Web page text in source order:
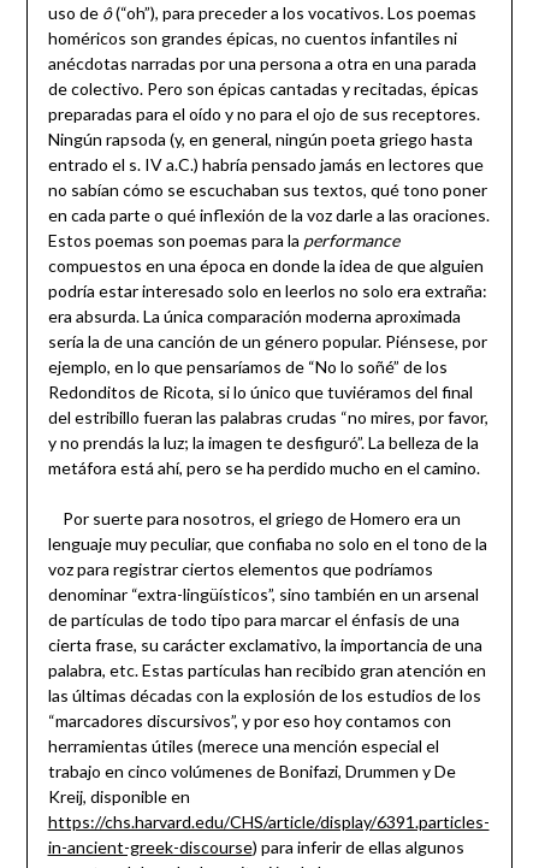
uso de ô(“oh”), para preceder a los vocativos. Los poemas
homéricos son grandes épicas, no cuentos infantiles ni
anécdotas narradas por una persona a otra en una parada
de colectivo. Pero son épicas cantadas y recitadas, épicas
preparadas para el oído y no para el ojo de sus receptores.
Ningún rapsoda (y, en general, ningún poeta griego hasta
entrado el s. IV a.C.) habría pensado jamás en lectores que
no sabían cómo se escuchaban sus textos, qué tono poner
en cada parte o qué inflexión de la voz darle a las oraciones.
Estos poemas son poemas para la performance
compuestos en una época en donde la idea de que alguien
podría estar interesado solo en leerlos no solo era extraña:
era absurda. La única comparación moderna aproximada
sería la de una canción de un género popular. Piénsese, por
ejemplo, en lo que pensaríamos de “No lo soñé” de los
Redonditos de Ricota, si lo único que tuviéramos del final
del estribillo fueran las palabras crudas “no mires, por favor,
y no prendás la luz; la imagen te desfiguró”. La belleza de la
metáfora está ahí, pero se ha perdido mucho en el camino.
Por suerte para nosotros, el griego de Homero era un
lenguaje muy peculiar, que confiaba no solo en el tono de la
voz para registrar ciertos elementos que podríamos
denominar “extra-lingüísticos”, sino también en un arsenal
de partículas de todo tipo para marcar el énfasis de una
cierta frase, su carácter exclamativo, la importancia de una
palabra, etc. Estas partículas han recibido gran atención en
las últimas décadas con la explosión de los estudios de los
“marcadores discursivos”, y por eso hoy contamos con
herramientas útiles (merece una mención especial el
trabajo en cinco volúmenes de Bonifazi, Drummen y De
Kreij, disponible en
https://chs.harvard.edu/CHS/article/display/6391.particles-
in-ancient-greek-discourse) para inferir de ellas algunos